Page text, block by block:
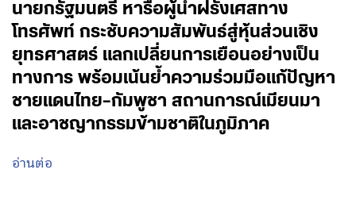
นายกรัฐมนตรี หารือผู้นำฝรั่งเศสทาง
โทรศัพท์ กระชับความสัมพันธ์สู่หุ้นส่วนเชิง
ยุทธศาสตร์ แลกเปลี่ยนการเยือนอย่างเป็น
ทางการ พร้อมเน้นย้ำความร่วมมือแก้ปัญหา
ชายแดนไทย–กัมพูชา สถานการณ์เมียนมา
และอาชญากรรมข้ามชาติในภูมิภาค
อ่านต่อ